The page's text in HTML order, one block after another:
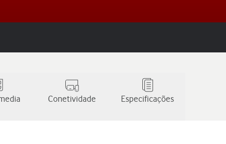
Conetividade Especificações